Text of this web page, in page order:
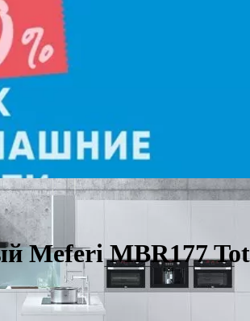
Meferi MBR177